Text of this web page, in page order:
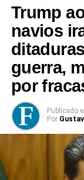
Trump
navios
guerra,
por
Publicado
Por